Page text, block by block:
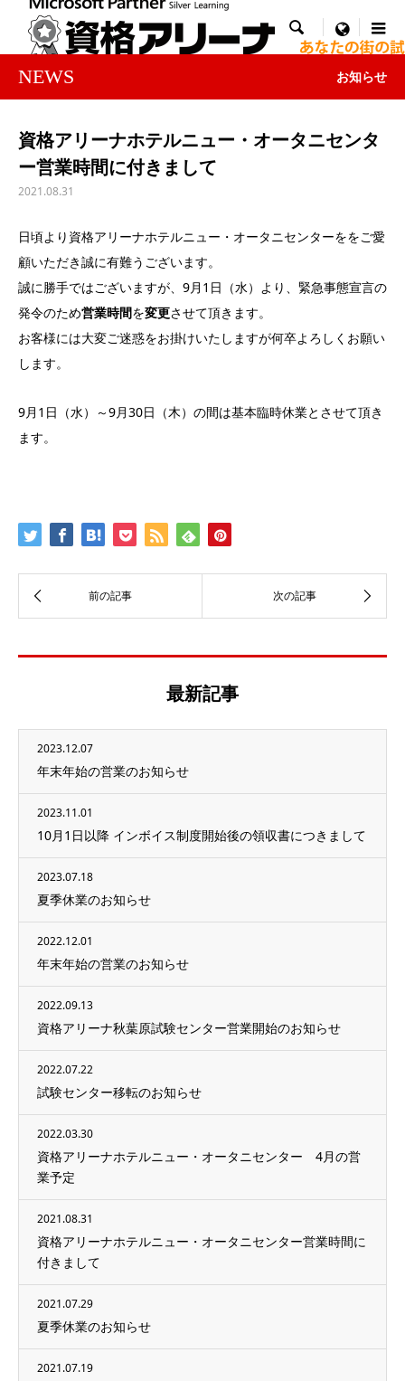
 menu
NEWS お知らせ
資格アリーナホテルニュー・オータニセンタ
ー営業時間に付きまして
2021.08.31
日頃より資格アリーナホテルニュー・オータニセンターををご愛
顧いただき誠に有難うございます。
誠に勝手ではございますが、9月1日（水）より、緊急事態宣言の
発令のため営業時間を変更させて頂きます。
お客様には大変ご迷惑をお掛けいたしますが何卒よろしくお願い
します。
9月1日（水）～9月30日（木）の間は基本臨時休業とさせて頂き
ます。
最新記事
2023.12.07
年末年始の営業のお知らせ
2023.11.01
10月1日以降 インボイス制度開始後の領収書につきまして
2023.07.18
夏季休業のお知らせ
2022.12.01
年末年始の営業のお知らせ
2022.09.13
資格アリーナ秋葉原試験センター営業開始のお知らせ
2022.07.22
試験センター移転のお知らせ
2022.03.30
資格アリーナホテルニュー・オータニセンター 4月の営
業予定
2021.08.31
資格アリーナホテルニュー・オータニセンター営業時間に
付きまして
2021.07.29
夏季休業のお知らせ
2021.07.19